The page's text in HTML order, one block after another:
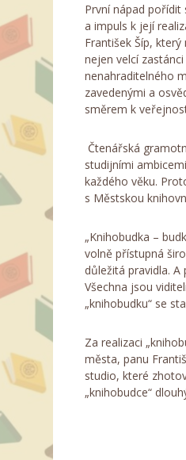
První nápad pořídit
a impuls k její
František Šíp,
nejen velcí
nenahraditelného
zavedenými a
směrem k
Čtenářská
studijními
každého věku.
s Městskou
„Knihobudka –
volně přístupná
důležitá pravidla.
Všechna jsou
„knihobudku“ se
Za realizaci
města, panu
studio, které
„knihobudce“